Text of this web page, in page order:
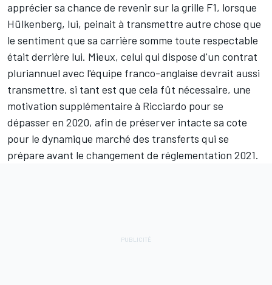
apprécier sa chance de revenir sur la grille F1, lorsque
Hülkenberg, lui, peinait à transmettre autre chose que
le sentiment que sa carrière somme toute respectable
était derrière lui. Mieux, celui qui dispose d'un contrat
pluriannuel avec l'équipe franco-anglaise devrait aussi
transmettre, si tant est que cela fût nécessaire, une
motivation supplémentaire à Ricciardo pour se
dépasser en 2020, afin de préserver intacte sa cote
pour le dynamique marché des transferts qui se
prépare avant le changement de réglementation 2021.